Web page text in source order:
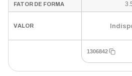
FATOR DE FORMA
VALOR
1306842